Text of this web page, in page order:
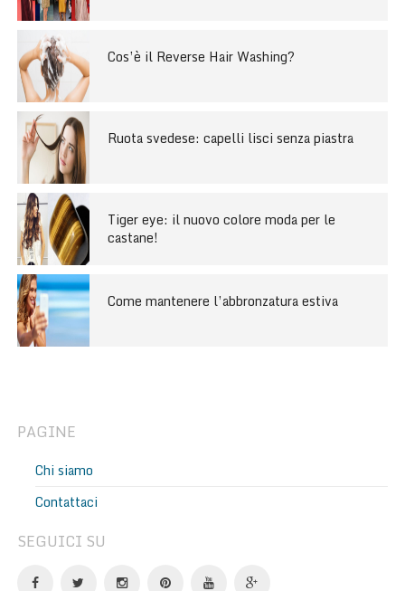
Cos’è il Reverse Hair Washing?
Ruota svedese: capelli lisci senza piastra
Tiger eye: il nuovo colore moda per le
castane!
Come mantenere l’abbronzatura estiva
PAGINE
Chi siamo
Contattaci
SEGUICI SU